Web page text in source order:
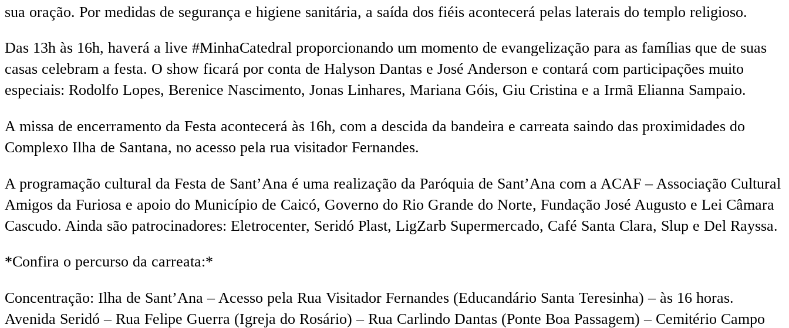
sua oração. Por medidas de segurança e higiene sanitária, a saída dos fiéis acontecerá pelas laterais do templo religioso.
Das 13h às 16h, haverá a live #MinhaCatedral proporcionando um momento de evangelização para as famílias que de suas
casas celebram a festa. O show ficará por conta de Halyson Dantas e José Anderson e contará com participações muito
especiais: Rodolfo Lopes, Berenice Nascimento, Jonas Linhares, Mariana Góis, Giu Cristina e a Irmã Elianna Sampaio.
A missa de encerramento da Festa acontecerá às 16h, com a descida da bandeira e carreata saindo das proximidades do
Complexo Ilha de Santana, no acesso pela rua visitador Fernandes.
A programação cultural da Festa de Sant’Ana é uma realização da Paróquia de Sant’Ana com a ACAF – Associação Cultural
Amigos da Furiosa e apoio do Município de Caicó, Governo do Rio Grande do Norte, Fundação José Augusto e Lei Câmara
Cascudo. Ainda são patrocinadores: Eletrocenter, Seridó Plast, LigZarb Supermercado, Café Santa Clara, Slup e Del Rayssa.
*Confira o percurso da carreata:*
Concentração: Ilha de Sant’Ana – Acesso pela Rua Visitador Fernandes (Educandário Santa Teresinha) – às 16 horas.
Avenida Seridó – Rua Felipe Guerra (Igreja do Rosário) – Rua Carlindo Dantas (Ponte Boa Passagem) – Cemitério Campo